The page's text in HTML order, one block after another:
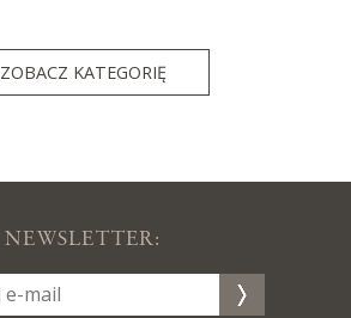
ZOBACZ KATEGORIĘ
NEWSLETTER: